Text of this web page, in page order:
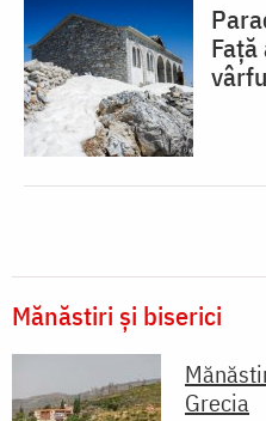
Mănăstiri și biserici
Grecia